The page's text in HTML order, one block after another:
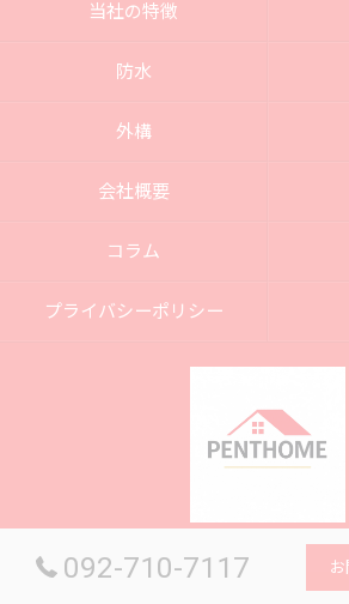
092-710-7117
当社の特徴
防水
外構
会社概要
コラム
プライバシーポリシー
© 2026 福岡のリフォームなら株式会社ペントホー